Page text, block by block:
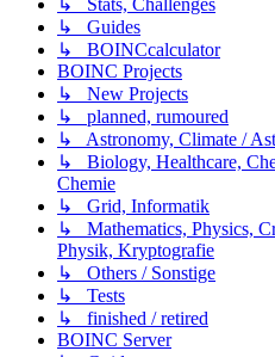
↳ Guides
↳ BOINCcalculator
BOINC Projects
↳ New Projects
↳ planned, rumoured
↳ Astronomy, Climate /
↳ Biology, Healthcare,
Chemie
↳ Grid, Informatik
↳ Mathematics, Physics,
Physik, Kryptografie
↳ Others / Sonstige
↳ Tests
↳ finished / retired
BOINC Server